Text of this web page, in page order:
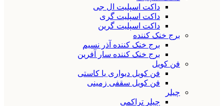
داکت اسپلیت ال جی
داکت اسپلیت گری
داکت اسپلیت گرین
برج خنک کننده
برج خنک کننده آذر نسیم
برج خنک کننده سار آفرین
فن کویل
فن کویل دیواری یا کاستی
فن کویل سقفی زمینی
چیلر
چیلر تراکمی